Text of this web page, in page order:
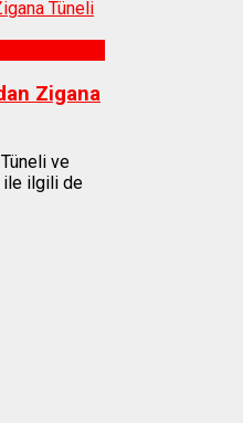
Zigana
ve
ile ilgili de